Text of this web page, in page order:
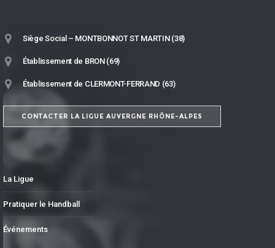
Siège Social – MONTBONNOT ST MARTIN (38)
Établissement de BRON (69)
Établissement de CLERMONT-FERRAND (63)
CONTACTER LA LIGUE AUVERGNE RHÔNE-ALPES
La Ligue
Pratiquer le Handball
Événements